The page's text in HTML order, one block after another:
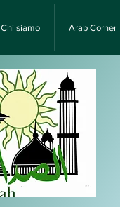
Chi siamo Arab Corner